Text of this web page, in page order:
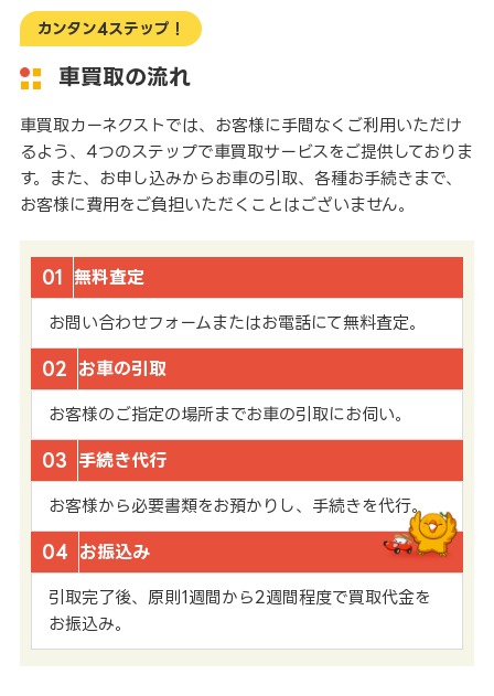
カンタン4ステップ！
車買取の流れ
車買取カーネクストでは、お客様に手間なくご利用いただけ
るよう、4つのステップで車買取サービスをご提供しておりま
す。また、お申し込みからお車の引取、各種お手続きまで、
お客様に費用をご負担いただくことはございません。
01 無料査定
お問い合わせフォームまたはお電話にて無料査定。
02 お車の引取
お客様のご指定の場所までお車の引取にお伺い。
03 手続き代行
お客様から必要書類をお預かりし、手続きを代行。
04 お振込み
引取完了後、原則1週間から2週間程度で買取代金を
お振込み。